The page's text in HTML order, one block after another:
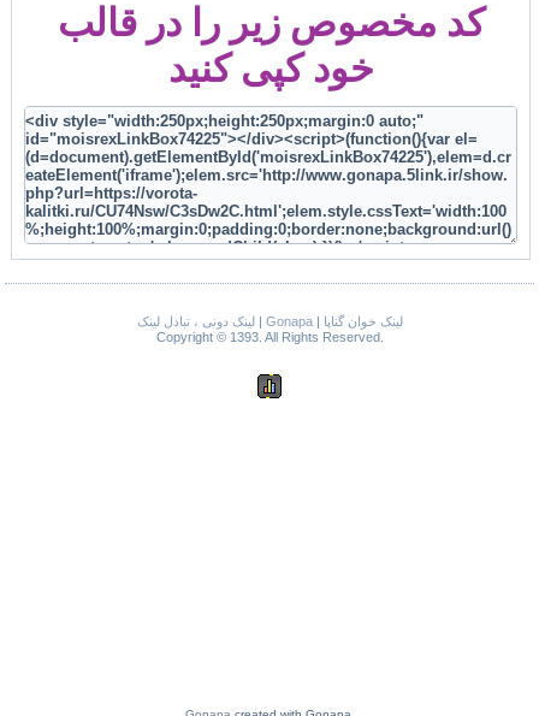
کد مخصوص زیر را در قالب
خود کپی کنید
لینک دونی ، تبادل لینک| Gonapa|
لینک خوان گناپا
Copyright © 1393. All Rights Reserved.